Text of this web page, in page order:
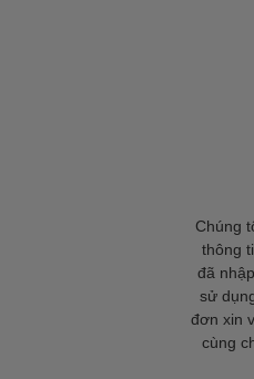
Chúng
thông
đã
sử
đơn xin
cùng